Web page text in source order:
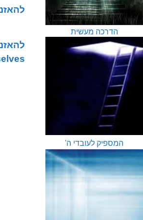
הדרכה מעשית
המספיק לעובדי ה'